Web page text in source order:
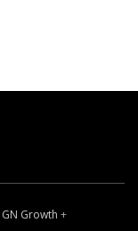
GN Growth +